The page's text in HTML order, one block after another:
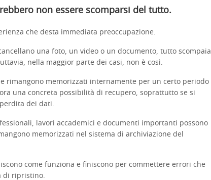
non essere scomparsi del tutto.
che desta immediata preoccupazione.
una foto, un video o un documento, tutto scompaia
nella maggior parte dei casi, non è così.
rimangono memorizzati internamente per un certo periodo
una concreta possibilità di recupero, soprattutto se si
dei dati.
lavori accademici e documenti importanti possono
memorizzati nel sistema di archiviazione del
come funziona e finiscono per commettere errori che
di ripristino.